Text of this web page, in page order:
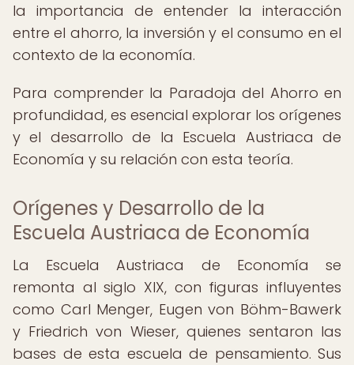
la importancia de entender la interacción
entre el ahorro, la inversión y el consumo en el
contexto de la economía.
Para comprender la Paradoja del Ahorro en
profundidad, es esencial explorar los orígenes
y el desarrollo de la Escuela Austriaca de
Economía y su relación con esta teoría.
Orígenes y Desarrollo de la
Escuela Austriaca de Economía
La Escuela Austriaca de Economía se
remonta al siglo XIX, con figuras influyentes
como Carl Menger, Eugen von Böhm-Bawerk
y Friedrich von Wieser, quienes sentaron las
bases de esta escuela de pensamiento. Sus